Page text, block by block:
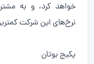
خواهد کرد، و به
نرخ‌های این شرکت
پکیج بوتان